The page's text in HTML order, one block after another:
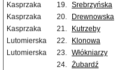
Kasprzaka
19. Srebrzyńska
Kasprzaka
20. Drewnowska
Kasprzaka
21. Kutrzeby
Lutomierska
22. Klonowa
Lutomierska
23. Włókniarzy
24. Żubardź